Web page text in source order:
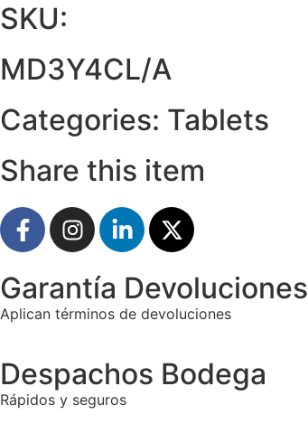
SKU:
MD3Y4CL/A
Categories: Tablets
Share this item
Garantía Devoluciones
Aplican términos de devoluciones
Despachos Bodega
Rápidos y seguros